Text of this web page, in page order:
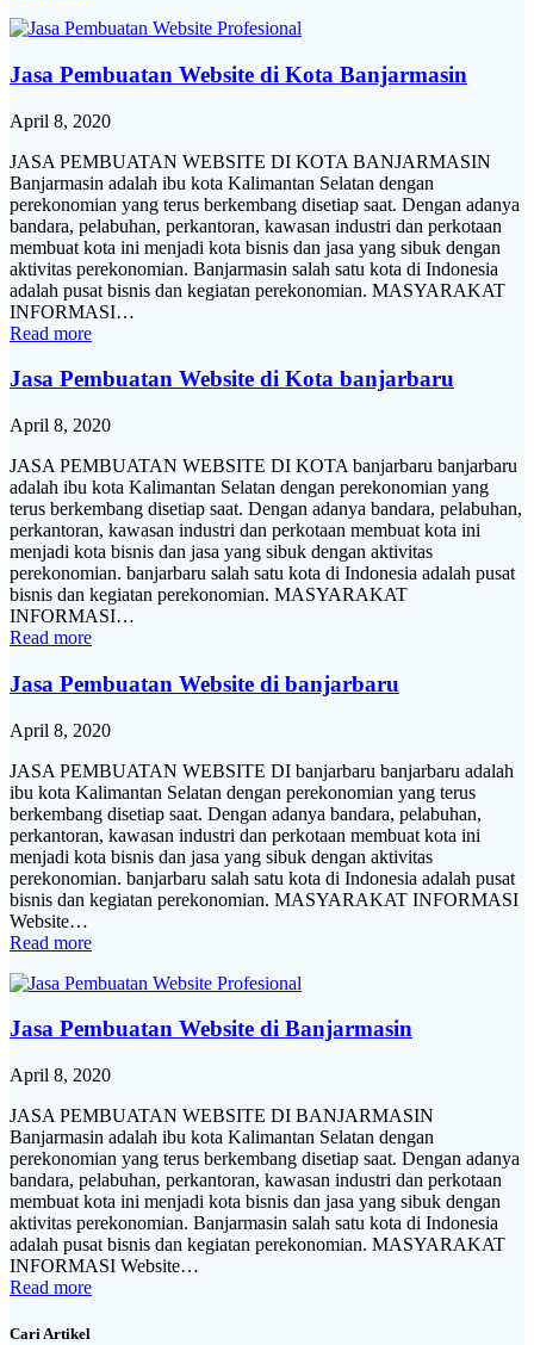
Jasa Pembuatan Website di Kota Banjarmasin
April 8, 2020
JASA PEMBUATAN WEBSITE DI KOTA BANJARMASIN
Banjarmasin adalah ibu kota Kalimantan Selatan dengan
perekonomian yang terus berkembang disetiap saat. Dengan adanya
bandara, pelabuhan, perkantoran, kawasan industri dan perkotaan
membuat kota ini menjadi kota bisnis dan jasa yang sibuk dengan
aktivitas perekonomian. Banjarmasin salah satu kota di Indonesia
adalah pusat bisnis dan kegiatan perekonomian. MASYARAKAT
INFORMASI…
Read more
Jasa Pembuatan Website di Kota banjarbaru
April 8, 2020
JASA PEMBUATAN WEBSITE DI KOTA banjarbaru banjarbaru
adalah ibu kota Kalimantan Selatan dengan perekonomian yang
terus berkembang disetiap saat. Dengan adanya bandara, pelabuhan,
perkantoran, kawasan industri dan perkotaan membuat kota ini
menjadi kota bisnis dan jasa yang sibuk dengan aktivitas
perekonomian. banjarbaru salah satu kota di Indonesia adalah pusat
bisnis dan kegiatan perekonomian. MASYARAKAT
INFORMASI…
Read more
Jasa Pembuatan Website di banjarbaru
April 8, 2020
JASA PEMBUATAN WEBSITE DI banjarbaru banjarbaru adalah
ibu kota Kalimantan Selatan dengan perekonomian yang terus
berkembang disetiap saat. Dengan adanya bandara, pelabuhan,
perkantoran, kawasan industri dan perkotaan membuat kota ini
menjadi kota bisnis dan jasa yang sibuk dengan aktivitas
perekonomian. banjarbaru salah satu kota di Indonesia adalah pusat
bisnis dan kegiatan perekonomian. MASYARAKAT INFORMASI
Website…
Read more
Jasa Pembuatan Website di Banjarmasin
April 8, 2020
JASA PEMBUATAN WEBSITE DI BANJARMASIN
Banjarmasin adalah ibu kota Kalimantan Selatan dengan
perekonomian yang terus berkembang disetiap saat. Dengan adanya
bandara, pelabuhan, perkantoran, kawasan industri dan perkotaan
membuat kota ini menjadi kota bisnis dan jasa yang sibuk dengan
aktivitas perekonomian. Banjarmasin salah satu kota di Indonesia
adalah pusat bisnis dan kegiatan perekonomian. MASYARAKAT
INFORMASI Website…
Read more
Cari Artikel